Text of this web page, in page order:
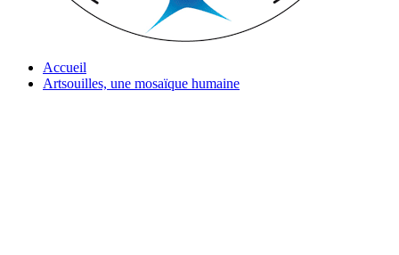
Accueil
Artsouilles, une mosaïque humaine